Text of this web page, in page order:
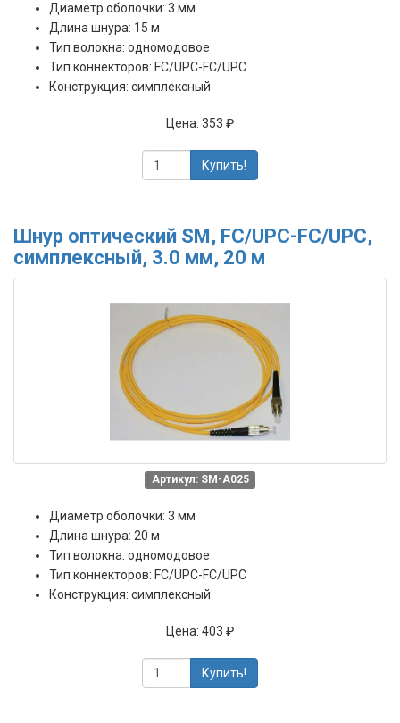
Диаметр оболочки: 3 мм
Длина шнура: 15 м
Тип волокна: одномодовое
Тип коннекторов: FC/UPC-FC/UPC
Конструкция: симплексный
Цена: 353 ₽
Купить!
Шнур оптический SM, FC/UPC-FC/UPC,
симплексный, 3.0 мм, 20 м
Артикул: SM-A025
Диаметр оболочки: 3 мм
Длина шнура: 20 м
Тип волокна: одномодовое
Тип коннекторов: FC/UPC-FC/UPC
Конструкция: симплексный
Цена: 403 ₽
Купить!